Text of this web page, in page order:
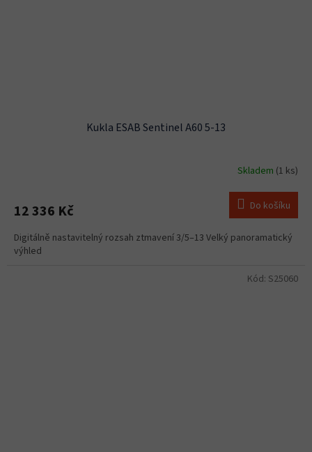
Kukla ESAB Sentinel A60 5-13
Skladem (1 ks)
12 336 Kč Do košíku
Digitálně nastavitelný rozsah ztmavení 3/5–13 Velký panoramatický
výhled
Kód: S25060